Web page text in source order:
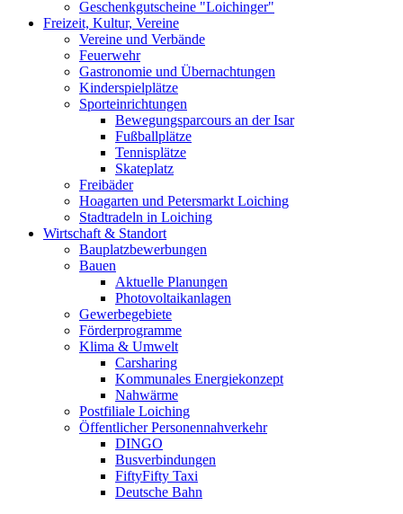
Geschenkgutscheine "Loichinger"
Freizeit, Kultur, Vereine
Vereine und Verbände
Feuerwehr
Gastronomie und Übernachtungen
Kinderspielplätze
Sporteinrichtungen
Bewegungsparcours an der Isar
Fußballplätze
Tennisplätze
Skateplatz
Freibäder
Hoagarten und Petersmarkt Loiching
Stadtradeln in Loiching
Wirtschaft & Standort
Bauplatzbewerbungen
Bauen
Aktuelle Planungen
Photovoltaikanlagen
Gewerbegebiete
Förderprogramme
Klima & Umwelt
Carsharing
Kommunales Energiekonzept
Nahwärme
Postfiliale Loiching
Öffentlicher Personennahverkehr
DINGO
Busverbindungen
FiftyFifty Taxi
Deutsche Bahn